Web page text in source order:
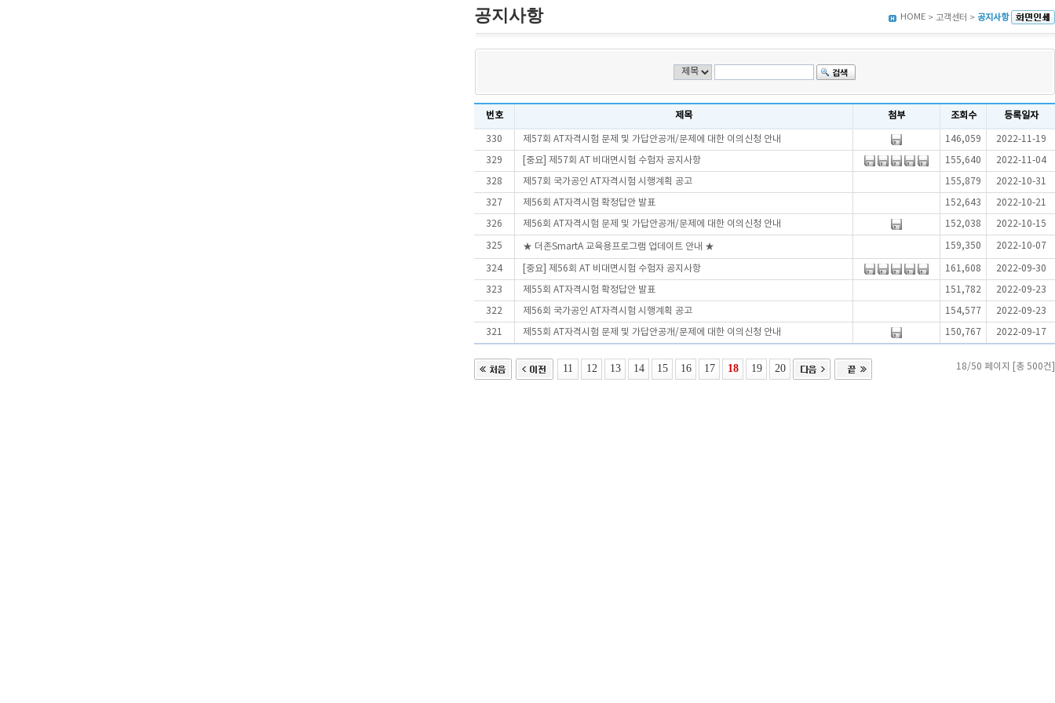
공지사항 HOME > 고객센터 > 공지사항
번호 제목 첨부 조회수 등록일자
330 제57회 AT자격시험 문제 및 가답안공개/문제에 대한 이의신청 안내 146,059 2022-11-19
329 [중요] 제57회 AT 비대면시험 수험자 공지사항 155,640 2022-11-04
328 제57회 국가공인 AT자격시험 시행계획 공고 155,879 2022-10-31
327 제56회 AT자격시험 확정답안 발표 152,643 2022-10-21
326 제56회 AT자격시험 문제 및 가답안공개/문제에 대한 이의신청 안내 152,038 2022-10-15
325 ★ 더존SmartA 교육용프로그램 업데이트 안내 ★ 159,350 2022-10-07
324 [중요] 제56회 AT 비대면시험 수험자 공지사항 161,608 2022-09-30
323 제55회 AT자격시험 확정답안 발표 151,782 2022-09-23
322 제56회 국가공인 AT자격시험 시행계획 공고 154,577 2022-09-23
321 제55회 AT자격시험 문제 및 가답안공개/문제에 대한 이의신청 안내 150,767 2022-09-17
11 12 13 14 15 16 17 18 19 20 18/50 페이지 [총 500건]